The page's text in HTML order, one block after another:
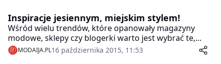
Inspiracje jesiennym, miejskim stylem!
Wśród wielu trendów, które opanowały magazyny
modowe, sklepy czy blogerki warto jest wybrać te,
które posłużą Wam na dłużej i będą uniwersalne. My
staramy się wybierać takie ubrania, które stworzą
MODAIJA.PL16 października 2015, 11:53